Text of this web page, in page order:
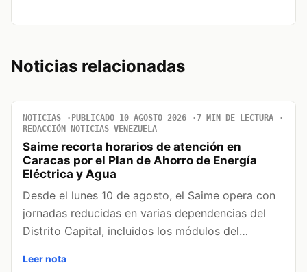
Noticias relacionadas
NOTICIAS PUBLICADO 10 AGOSTO 2026
7 MIN DE LECTURA
REDACCIÓN NOTICIAS VENEZUELA
Saime recorta horarios de atención en
Caracas por el Plan de Ahorro de Energía
Eléctrica y Agua
Desde el lunes 10 de agosto, el Saime opera con
jornadas reducidas en varias dependencias del
Distrito Capital, incluidos los módulos del…
Leer nota